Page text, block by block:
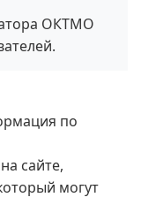
ОКТМО
по
сайте,
могут